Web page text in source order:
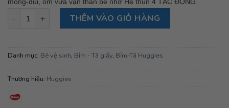
mông-đùi, ôm vừa vặn thân bé nhờ Hệ thun 4 TÁC ĐỘNG.
Bỉm - Tã Dán Huggies S 88+4 miếng ( Cho bé từ 4-8KG) số
THÊM VÀO GIỎ HÀNG
Danh mục: Bé vệ sinh, Bỉm - Tã giấy, Bỉm-Tã Huggies
Thương hiệu: Huggies